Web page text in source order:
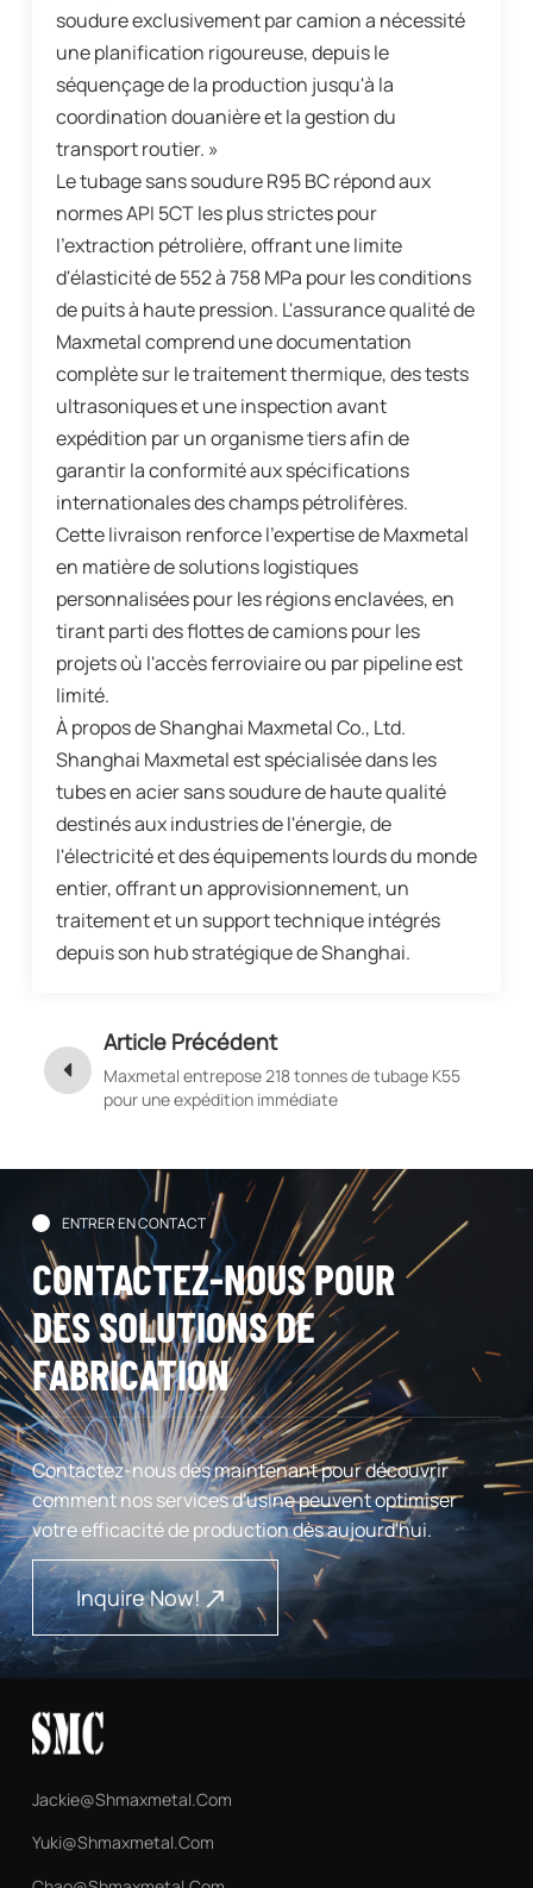
soudure exclusivement par camion a nécessité
une planification rigoureuse, depuis le
séquençage de la production jusqu'à la
coordination douanière et la gestion du
transport routier. »
Le tubage sans soudure R95 BC répond aux
normes API 5CT les plus strictes pour
l'extraction pétrolière, offrant une limite
d'élasticité de 552 à 758 MPa pour les conditions
de puits à haute pression. L'assurance qualité de
Maxmetal comprend une documentation
complète sur le traitement thermique, des tests
ultrasoniques et une inspection avant
expédition par un organisme tiers afin de
garantir la conformité aux spécifications
internationales des champs pétrolifères.
Cette livraison renforce l'expertise de Maxmetal
en matière de solutions logistiques
personnalisées pour les régions enclavées, en
tirant parti des flottes de camions pour les
projets où l'accès ferroviaire ou par pipeline est
limité.
À propos de Shanghai Maxmetal Co., Ltd.
Shanghai Maxmetal est spécialisée dans les
tubes en acier sans soudure de haute qualité
destinés aux industries de l'énergie, de
l'électricité et des équipements lourds du monde
entier, offrant un approvisionnement, un
traitement et un support technique intégrés
depuis son hub stratégique de Shanghai.
Article Précédent
Maxmetal entrepose 218 tonnes de tubage K55
pour une expédition immédiate
ENTRER EN CONTACT
CONTACTEZ-NOUS POUR
DES SOLUTIONS DE
FABRICATION
Contactez-nous dès maintenant pour découvrir
comment nos services d'usine peuvent optimiser
votre efficacité de production dès aujourd'hui.
Inquire Now!
Jackie@shmaxmetal.com
Yuki@shmaxmetal.com